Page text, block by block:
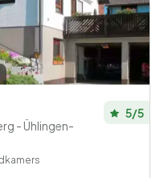
- Ühlingen-
5/5